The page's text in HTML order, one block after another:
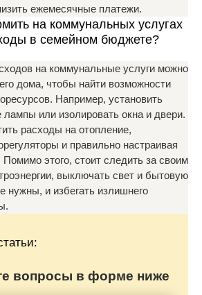
ежемесячные платежи.
на коммунальных услугах
в семейном бюджете?
на коммунальные услуги можно
дома, чтобы найти возможности
Например, установить
лампы или изолировать окна и двери.
расходы на отопление,
и правильно настраивая
этого, стоит следить за своим
выключать свет и бытовую
нужны, и избегать излишнего
вопросы в форме ниже